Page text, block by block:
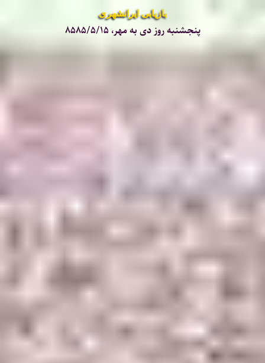
بازیابی ایرانشهری
پنجشنبه روز دی به مهر، ۸۵۸۵/۵/۱۵